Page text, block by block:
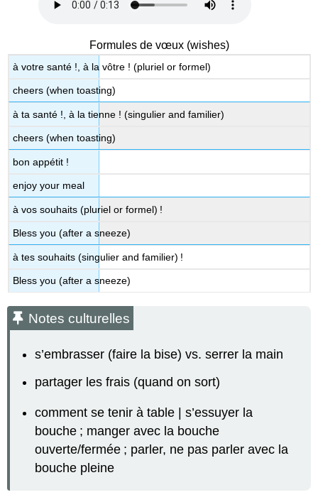
Formules de vœux (wishes)
à votre santé !, à la vôtre ! (pluriel or formel)
cheers (when toasting)
à ta santé !, à la tienne ! (singulier and familier)
cheers (when toasting)
bon appétit !
enjoy your meal
à vos souhaits (pluriel or formel) !
Bless you (after a sneeze)
à tes souhaits (singulier and familier) !
Bless you (after a sneeze)
Notes culturelles
s’embrasser (faire la bise) vs. serrer la main
partager les frais (quand on sort)
comment se tenir à table | s’essuyer la
bouche ; manger avec la bouche
ouverte/fermée ; parler, ne pas parler avec la
bouche pleine